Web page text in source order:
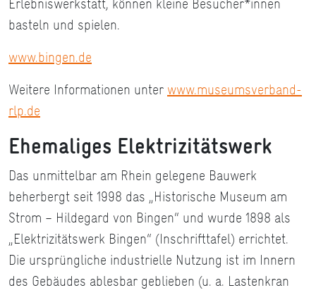
basteln und spielen.
www.bingen.de
Weitere Informationen unter www.museumsverband-
rlp.de
Ehemaliges Elektrizitätswerk
Das unmittelbar am Rhein gelegene Bauwerk
beherbergt seit 1998 das „Historische Museum am
Strom – Hildegard von Bingen“ und wurde 1898 als
„Elektrizitätswerk Bingen“ (Inschrifttafel) errichtet.
Die ursprüngliche industrielle Nutzung ist im Innern
des Gebäudes ablesbar geblieben (u. a. Lastenkran